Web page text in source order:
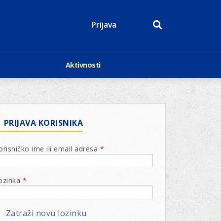
Prijava
Aktivnosti
Događaji
Kalendar
Lions Magazin
PRIJAVA KORISNIKA
ime ili email adresa *
*
Zatraži novu lozinku